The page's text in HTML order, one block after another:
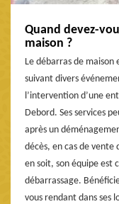
Quand devez-
maison ?
Le débarras de
suivant divers
l’intervention d’une
Debord. Ses services
après un
décès, en cas de vente
en soit, son équipe est
débarrassage.
vous rendant dans ses